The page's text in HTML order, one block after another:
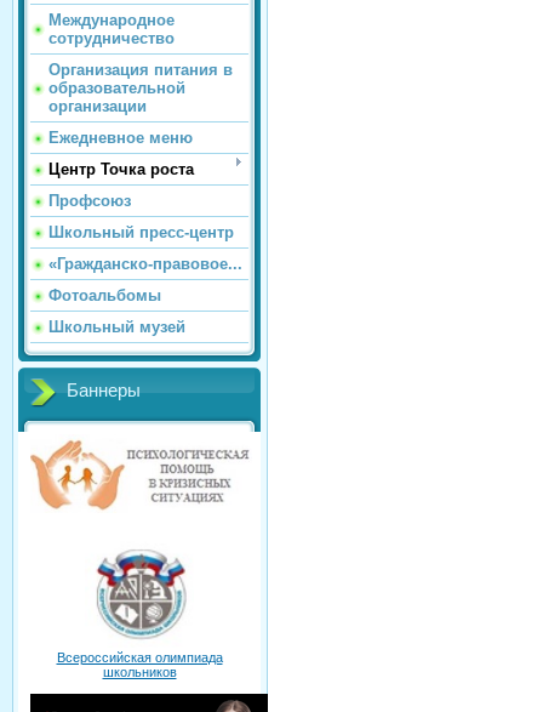
Международное
сотрудничество
Организация питания в
образовательной
организации
Ежедневное меню
Центр Точка роста
Профсоюз
Школьный пресс-центр
«Гражданско-правовое...
Фотоальбомы
Школьный музей
Баннеры
Всероссийская олимпиада
школьников